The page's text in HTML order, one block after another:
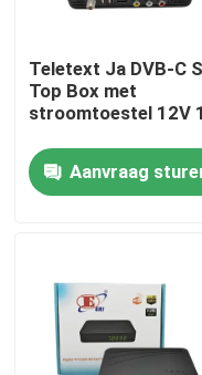
Fabrieksreis
Kwaliteitscontrole
Contacteer ons
Televisie Hoogste
De Vastgestelde
Teletext Ja DVB-C
Top Box met
stroomtoestel 12V
Aanvraag